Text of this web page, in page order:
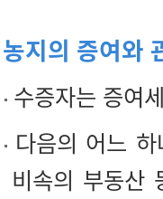
농지의 증여와
수증자는 증여
다음의 어느
비속의 부동산